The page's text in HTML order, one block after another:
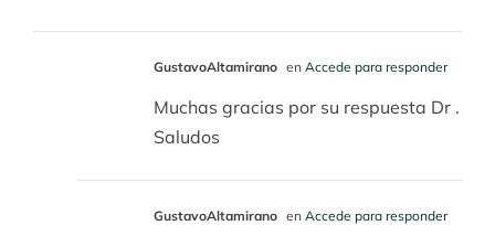
GustavoAltamirano en Accede para responder
Muchas gracias por su respuesta Dr .
Saludos
GustavoAltamirano en Accede para responder